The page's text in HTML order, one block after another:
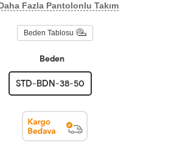
Fazla Pantolonlu Takım
Beden Tablosu
Beden
STD-BDN-38-50